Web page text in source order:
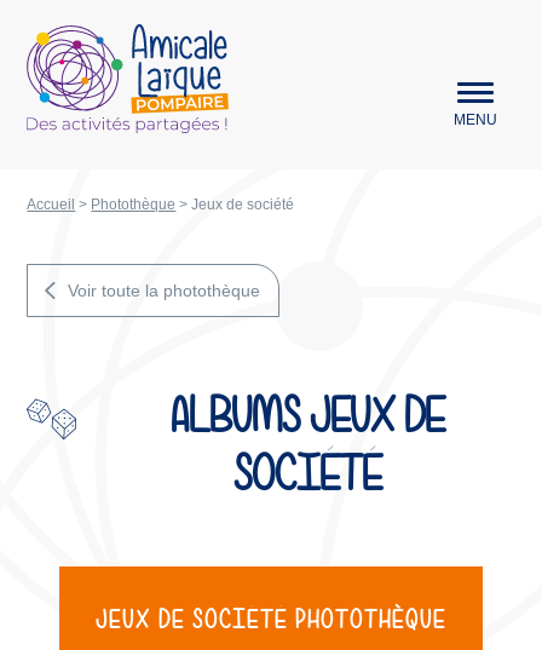
Amicale Laïque Pompaire
MENU
Accueil > Photothèque >Jeux de société
Voir toute la photothèque
ALBUMS JEUX DE
SOCIÉTÉ
JEUX DE SOCIÉTÉ PHOTOTHÈQUE